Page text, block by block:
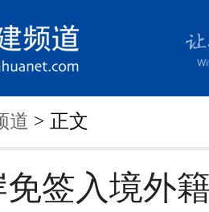
道 > 正文
签入境外